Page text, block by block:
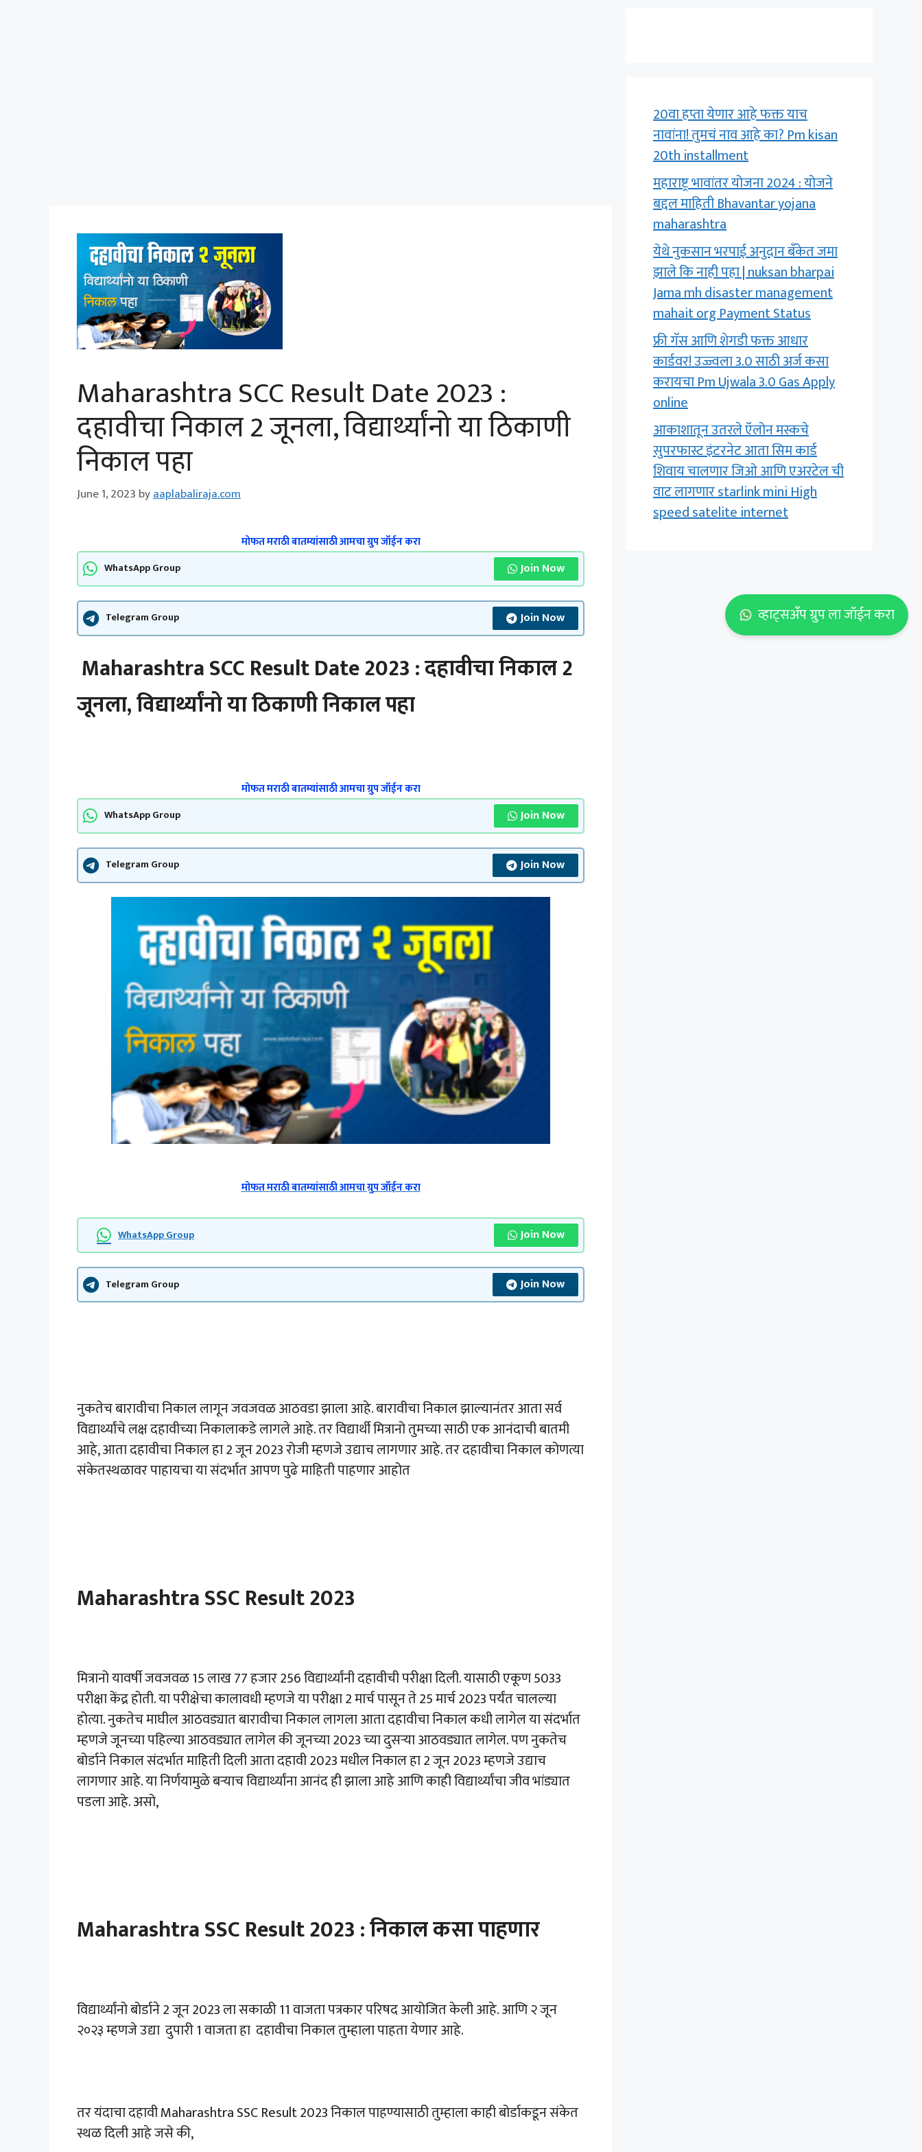
Maharashtra SCC Result Date 2023 :
दहावीचा निकाल 2 जूनला, विद्यार्थ्यांनो या ठिकाणी
निकाल पहा
June 1, 2023 byaaplabaliraja.com
मोफत मराठी बातम्यांसाठी आमचा ग्रुप जॉईन करा
WhatsApp Group Join Now
Telegram Group Join Now
Maharashtra SCC Result Date 2023 : दहावीचा निकाल 2
जूनला, विद्यार्थ्यांनो या ठिकाणी निकाल पहा
मोफत मराठी बातम्यांसाठी आमचा ग्रुप जॉईन करा
WhatsApp Group Join Now
Telegram Group Join Now
मोफत मराठी बातम्यांसाठी आमचा ग्रुप जॉईन करा
WhatsApp Group Join Now
Telegram Group Join Now
नुकतेच बारावीचा निकाल लागून जवजवळ आठवडा झाला आहे. बारावीचा निकाल झाल्यानंतर आता सर्व
विद्यार्थ्यांचे लक्ष दहावीच्या निकालाकडे लागले आहे. तर विद्यार्थी मित्रानो तुमच्या साठी एक आनंदाची बातमी
आहे, आता दहावीचा निकाल हा 2 जून 2023 रोजी म्हणजे उद्याच लागणार आहे. तर दहावीचा निकाल कोणत्या
संकेतस्थळावर पाहायचा या संदर्भात आपण पुढे माहिती पाहणार आहोत
Maharashtra SSC Result 2023
मित्रानो यावर्षी जवजवळ 15 लाख 77 हजार 256 विद्यार्थ्यांनी दहावीची परीक्षा दिली. यासाठी एकूण 5033
परीक्षा केंद्र होती. या परीक्षेचा कालावधी म्हणजे या परीक्षा 2 मार्च पासून ते 25 मार्च 2023 पर्यंत चालल्या
होत्या. नुकतेच माघील आठवड्यात बारावीचा निकाल लागला आता दहावीचा निकाल कधी लागेल या संदर्भात
म्हणजे जूनच्या पहिल्या आठवड्यात लागेल की जूनच्या 2023 च्या दुसऱ्या आठवड्यात लागेल. पण नुकतेच
बोर्डाने निकाल संदर्भात माहिती दिली आता दहावी 2023 मधील निकाल हा 2 जून 2023 म्हणजे उद्याच
लागणार आहे. या निर्णयामुळे बऱ्याच विद्यार्थ्यांना आनंद ही झाला आहे आणि काही विद्यार्थ्यांचा जीव भांड्यात
पडला आहे. असो,
Maharashtra SSC Result 2023 : निकाल कसा पाहणार
विद्यार्थ्यांनो बोर्डाने 2 जून 2023 ला सकाळी 11 वाजता पत्रकार परिषद आयोजित केली आहे. आणि २ जून
२०२३ म्हणजे उद्या दुपारी 1 वाजता हा दहावीचा निकाल तुम्हाला पाहता येणार आहे.
तर यंदाचा दहावी Maharashtra SSC Result 2023 निकाल पाहण्यासाठी तुम्हाला काही बोर्डाकडून संकेत
स्थळ दिली आहे जसे की,
व्हाट्सअँप ग्रुप ला जॉईन करा
20वा हप्ता येणार आहे फक्त याच
नावांना! तुमचं नाव आहे का? Pm kisan
20th installment
महाराष्ट्र भावांतर योजना 2024 : योजने
बद्दल माहिती Bhavantar yojana
maharashtra
येथे नुकसान भरपाई अनुदान बँकेत जमा
झाले कि नाही पहा | nuksan bharpai
Jama mh disaster management
mahait org Payment Status
फ्री गॅस आणि शेगडी फक्त आधार
कार्डवर! उज्ज्वला 3.0 साठी अर्ज कसा
करायचा Pm Ujwala 3.0 Gas Apply
online
आकाशातून उतरले ऍलोन मस्कचे
सुपरफास्ट इंटरनेट आता सिम कार्ड
शिवाय चालणार जिओ आणि एअरटेल ची
वाट लागणार starlink mini High
speed satelite internet